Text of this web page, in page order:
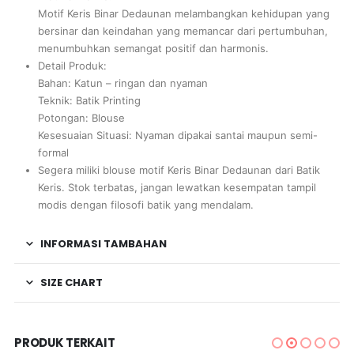
Motif Keris Binar Dedaunan melambangkan kehidupan yang
bersinar dan keindahan yang memancar dari pertumbuhan,
menumbuhkan semangat positif dan harmonis.
Detail Produk:
Bahan: Katun – ringan dan nyaman
Teknik: Batik Printing
Potongan: Blouse
Kesesuaian Situasi: Nyaman dipakai santai maupun semi-
formal
Segera miliki blouse motif Keris Binar Dedaunan dari Batik
Keris. Stok terbatas, jangan lewatkan kesempatan tampil
modis dengan filosofi batik yang mendalam.
INFORMASI TAMBAHAN
SIZE CHART
PRODUK TERKAIT